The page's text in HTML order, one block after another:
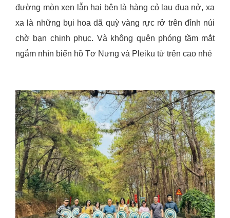
đường mòn xen lẫn hai bên là hàng cỏ lau đua nở, xa
xa là những bụi hoa dã quỳ vàng rực rở trên đỉnh núi
chờ bạn chinh phục. Và không quên phóng tầm mắt
ngắm nhìn biển hồ Tơ Nưng và Pleiku từ trên cao nhé